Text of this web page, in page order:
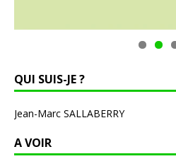
QUI SUIS-JE ?
Jean-Marc SALLABERRY
A VOIR